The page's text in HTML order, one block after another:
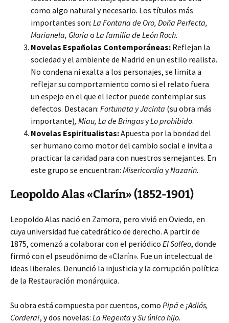
como algo natural y necesario. Los títulos más
importantes son: La Fontana de Oro, Doña Perfecta,
Marianela, Gloria o La familia de León Roch.
Novelas Españolas Contemporáneas: Reflejan la
sociedad y el ambiente de Madrid en un estilo realista.
No condena ni exalta a los personajes, se limita a
reflejar su comportamiento como si el relato fuera
un espejo en el que el lector puede contemplar sus
defectos. Destacan: Fortunata y Jacinta (su obra más
importante), Miau, La de BringasyLo prohibido.
Novelas Espiritualistas:Apuesta por la bondad del
ser humano como motor del cambio social e invita a
practicar la caridad para con nuestros semejantes. En
este grupo se encuentran: Misericordia yNazarín.
Leopoldo Alas «Clarín» (1852-1901)
Leopoldo Alas nació en Zamora, pero vivió en Oviedo, en
cuya universidad fue catedrático de derecho. A partir de
1875, comenzó a colaborar con el periódico El Solfeo, donde
firmó con el pseudónimo de «Clarín». Fue un intelectual de
ideas liberales. Denunció la injusticia y la corrupción política
de la Restauración monárquica.
Su obra está compuesta por cuentos, como Pipá e ¡Adiós,
Cordera!, y dos novelas: La Regenta ySu único hijo.